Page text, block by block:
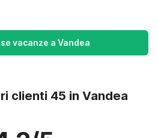
vacanze a Vandea
clienti 45 in Vandea